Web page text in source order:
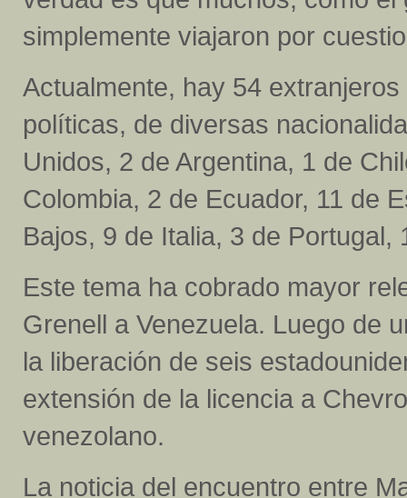
simplemente viajaron por
Actualmente, hay 54
políticas, de diversas
Unidos, 2 de Argentina, 1 de
Colombia, 2 de Ecuador, 11 de
Bajos, 9 de Italia, 3 de
Este tema ha cobrado mayor
Grenell a Venezuela. Luego de
la liberación de seis
extensión de la licencia a
venezolano.
La noticia del encuentro entre